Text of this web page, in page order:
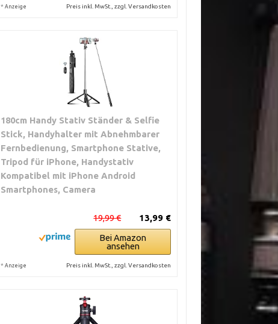
* Anzeige Preis inkl. MwSt., zzgl. Versandkosten
180cm Handy Stativ Ständer & Selfie
Stick, Handyhalter mit Abnehmbarer
Fernbedienung, Smartphone Stative,
Tripod für iPhone, Handystativ
Kompatibel mit iPhone Android
Smartphones, Camera
13,99 €
19,99 €
Bei Amazon
ansehen
* Anzeige Preis inkl. MwSt., zzgl. Versandkosten